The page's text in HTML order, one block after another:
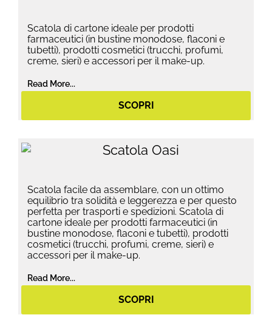
Scatola di cartone ideale per prodotti
farmaceutici (in bustine monodose, flaconi e
tubetti), prodotti cosmetici (trucchi, profumi,
creme, sieri) e accessori per il make-up.
Read More...
SCOPRI
Scatola facile da assemblare, con un ottimo
equilibrio tra solidità e leggerezza e per questo
perfetta per trasporti e spedizioni. Scatola di
cartone ideale per prodotti farmaceutici (in
bustine monodose, flaconi e tubetti), prodotti
cosmetici (trucchi, profumi, creme, sieri) e
accessori per il make-up.
Read More...
SCOPRI